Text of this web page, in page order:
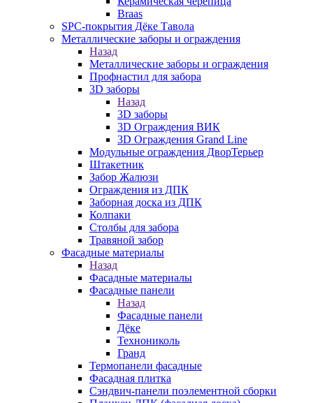
Braas
SPC-покрытия Дёке Тавола
Металлические заборы и ограждения
Назад
Металлические заборы и ограждения
Профнастил для забора
3D заборы
Назад
3D заборы
3D Ограждения ВИК
3D Ограждения Grand Line
Модульные ограждения ДворТерьер
Штакетник
Забор Жалюзи
Ограждения из ДПК
Заборная доска из ДПК
Колпаки
Столбы для забора
Травяной забор
Фасадные материалы
Назад
Фасадные материалы
Фасадные панели
Назад
Фасадные панели
Дёке
Технониколь
Гранд
Термопанели фасадные
Фасадная плитка
Сэндвич-панели поэлементной сборки